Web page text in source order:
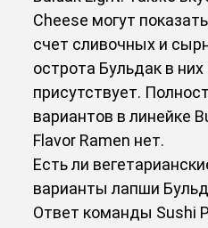
Cheese могут
счет сливочных и
острота Бульдак в
присутствует.
вариантов в линейке
Flavor Ramen нет.
Есть ли
варианты лапши
Ответ команды Sushi